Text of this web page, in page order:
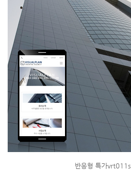
반응형 특가vrt011s